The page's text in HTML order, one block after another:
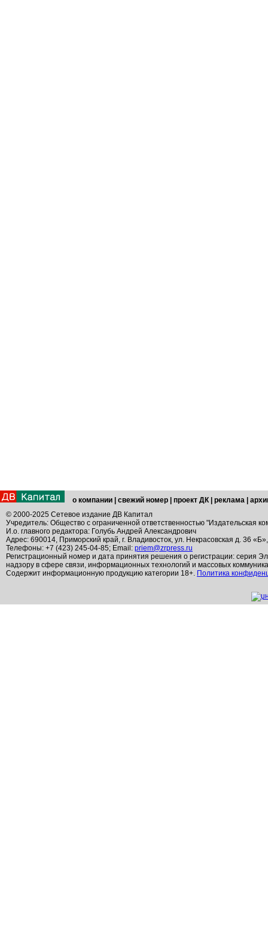
о компании свежий номер проект ДК реклама
© 2000-2025 Сетевое издание ДВ Капитал
Учредитель: Общество с ограниченной ответственностью "Издательская
И.о. главного редактора: Голубь Андрей Александрович
Адрес: 690014, Приморский край, г. Владивосток, ул. Некрасовская д. 36
Телефоны: +7 (423) 245-04-85; Email: priem@zrpress.ru
Регистрационный номер и дата принятия решения о регистрации: серия
надзору в сфере связи, информационных технологий и массовых
Содержит информационную продукцию категории 18+. Политика